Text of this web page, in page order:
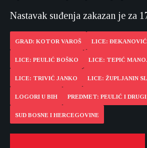
Nastavak suđenja zakazan je za
GRAD: KOTOR VAROŠ LICE:
LICE: PEULIĆ BOŠKO LICE: TEPIĆ
LICE: TRIVIĆ JANKO LICE: ŽUPLJANIN
LOGORI U BIH PREDMET: PEULIĆ I DRUGI
SUD BOSNE I HERCEGOVINE